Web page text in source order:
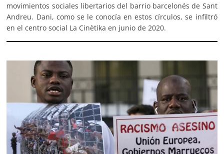
movimientos sociales libertarios del barrio barcelonés de Sant
Andreu. Dani, como se le conocía en estos círculos, se infiltró
en el centro social La Cinètika en junio de 2020.